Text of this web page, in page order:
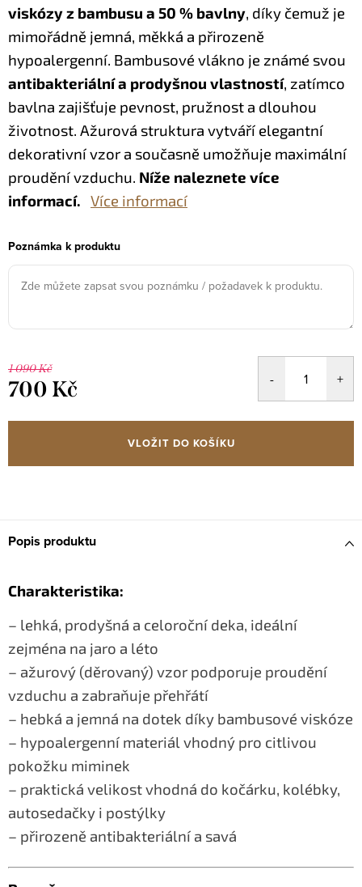
viskózy z bambusu a 50 % bavlny, díky čemuž je
mimořádně jemná, měkká a přirozeně
hypoalergenní. Bambusové vlákno je známé svou
antibakteriální a prodyšnou vlastností, zatímco
bavlna zajišťuje pevnost, pružnost a dlouhou
životnost. Ažurová struktura vytváří elegantní
dekorativní vzor a současně umožňuje maximální
proudění vzduchu. Níže naleznete více
informací. Více informací
Poznámka k produktu
1 090 Kč
700 Kč
cena:
VLOŽIT DO KOŠÍKU
Popis produktu
Charakteristika:
– lehká, prodyšná a celoroční deka, ideální
zejména na jaro a léto
– ažurový (děrovaný) vzor podporuje proudění
vzduchu a zabraňuje přehřátí
– hebká a jemná na dotek díky bambusové viskóze
– hypoalergenní materiál vhodný pro citlivou
pokožku miminek
– praktická velikost vhodná do kočárku, kolébky,
autosedačky i postýlky
– přirozeně antibakteriální a savá